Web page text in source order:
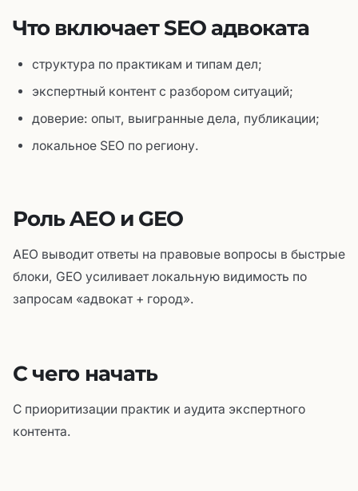
Что включает SEO адвоката
структура по практикам и типам дел;
экспертный контент с разбором ситуаций;
доверие: опыт, выигранные дела, публикации;
локальное SEO по региону.
Роль AEO и GEO
AEO выводит ответы на правовые вопросы в быстрые
блоки, GEO усиливает локальную видимость по
запросам «адвокат + город».
С чего начать
С приоритизации практик и аудита экспертного
контента.